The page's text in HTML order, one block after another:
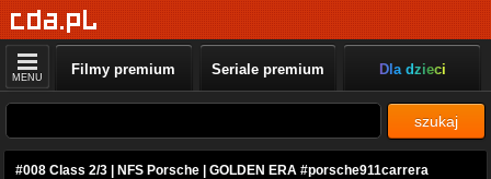
MENU Filmy premium Seriale premium Dla dzieci
szukaj
#008 Class 2/3 | NFS Porsche | GOLDEN ERA #porsche911carrera